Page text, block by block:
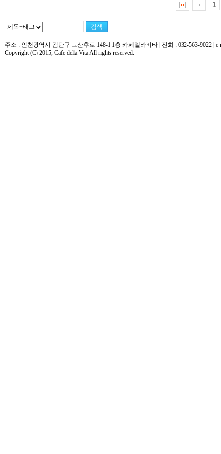
1
주소 : 인천광역시 검단구 고산후로 148-1 1층 카페델라비타 | 전화 : 032-563-9022 | e
Copyright (C) 2015, Cafe della Vita All rights reserved.